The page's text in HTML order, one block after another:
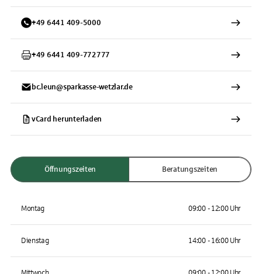
+49 6441 409-5000
+49 6441 409-772777
bc.leun@sparkasse-wetzlar.de
vCard herunterladen
Öffnungszeiten Beratungszeiten
Montag 09:00 - 12:00 Uhr
Dienstag 14:00 - 16:00 Uhr